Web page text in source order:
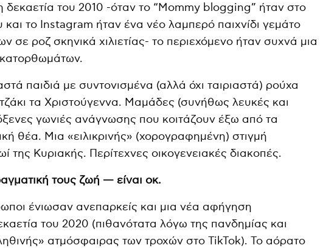
δεκαετία του 2010 -όταν το “Mommy blogging” ήταν στο
το Instagram ήταν ένα νέο λαμπερό παιχνίδι γεμάτο
σε ροζ σκηνικά χιλιετίας- το περιεχόμενο ήταν συχνά μια
κατορθωμάτων.
παιδιά με συντονισμένα (αλλά όχι ταιριαστά) ρούχα
τα Χριστούγεννα. Μαμάδες (συνήθως λευκές και
γωνιές ανάγνωσης που κοιτάζουν έξω από τα
θέα. Μια «ειλικρινής» (χορογραφημένη) στιγμή
της Κυριακής. Περίτεχνες οικογενειακές διακοπές.
τους ζωή — είναι οκ.
ένιωσαν ανεπαρκείς και μια νέα αφήγηση
του 2020 (πιθανότατα λόγω της πανδημίας και
ατμόσφαιρας των τροχών στο TikTok). Το αόρατο